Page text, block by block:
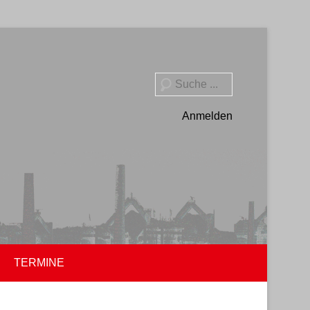
Suche
Anmelden
TERMINE